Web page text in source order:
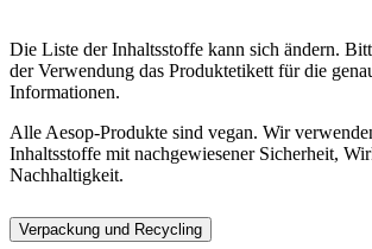
Die Liste der Inhaltsstoffe kann sich ändern.
der Verwendung das Produktetikett für die
Informationen.
Alle Aesop-Produkte sind vegan. Wir
Inhaltsstoffe mit nachgewiesener Sicherheit,
Nachhaltigkeit.
Verpackung und Recycling